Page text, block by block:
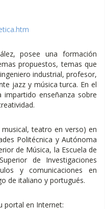
posee una formación
propuestos, temas que
industrial, profesor,
jazz y música turca. En el
enseñanza sobre
teatro en verso) en
Politécnica y Autónoma
de Música, la Escuela de
de Investigaciones
y comunicaciones en
de italiano y portugués.
portal en Internet: